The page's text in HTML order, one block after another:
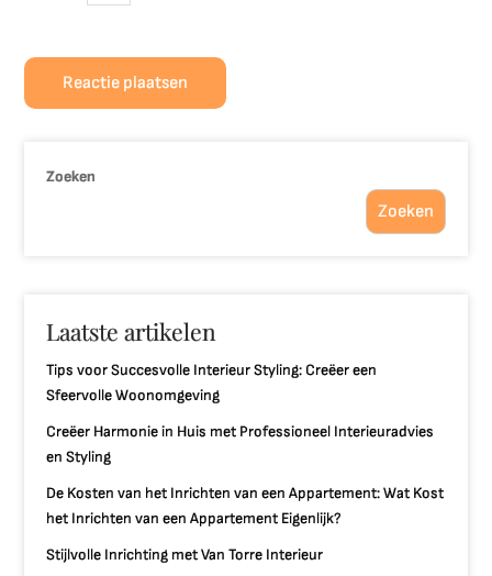
Zoeken
Zoeken
Laatste artikelen
Tips voor Succesvolle Interieur Styling: Creëer een
Sfeervolle Woonomgeving
Creëer Harmonie in Huis met Professioneel Interieuradvies
en Styling
De Kosten van het Inrichten van een Appartement: Wat Kost
het Inrichten van een Appartement Eigenlijk?
Stijlvolle Inrichting met Van Torre Interieur